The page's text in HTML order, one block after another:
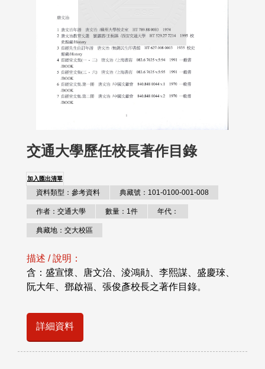
交通大學歷任校長著作目錄
加入匯出清單
資料類型：參考資料 典藏號：101-0100-001-008
作者：交通大學 數量：1件 年代：
典藏地：交大校區
描述 / 說明：
含：盛宣懷、唐文治、淩鴻勛、李熙謀、盛慶琜、
阮大年、鄧啟福、張俊彥校長之著作目錄。
詳細資料